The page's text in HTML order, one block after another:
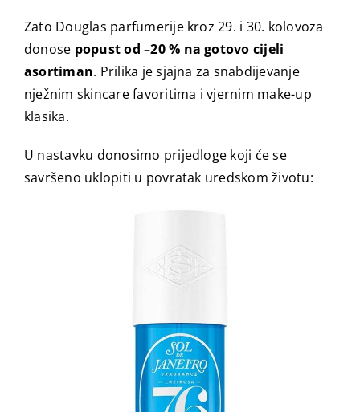
Zato Douglas parfumerije kroz 29. i 30. kolovoza
donose popust od –20 % na gotovo cijeli
asortiman. Prilika je sjajna za snabdijevanje
nježnim skincare favoritima i vjernim make-up
klasika.
U nastavku donosimo prijedloge koji će se
savršeno uklopiti u povratak uredskom životu: